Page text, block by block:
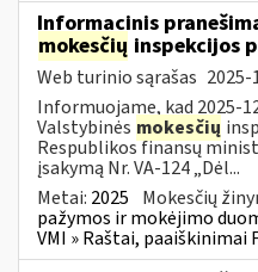
Informacinis
mokesčių inspekcijos
Web turinio sąrašas 2025-
Informuojame, kad 2025-
Valstybinės mokesčių
Respublikos finansų
įsakymą Nr. VA-124 „Dėl...
Metai: 2025 Mokesčių
pažymos ir mokėjimo
VMI » Raštai, paaiškinimai